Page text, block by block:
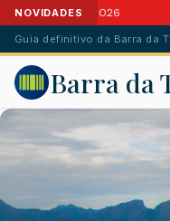
NOVIDADES
da Barra em 2026
Guia definitivo da Barra da
Barra da